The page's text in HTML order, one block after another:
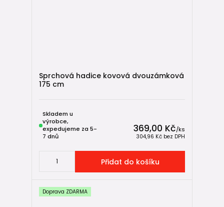
Sprchová hadice kovová dvouzámková
175 cm
369,00 Kč/ks
304,96 Kč bez DPH
Skladem u
výrobce,
expedujeme za 5-
7 dnů
Přidat do košíku
Doprava ZDARMA